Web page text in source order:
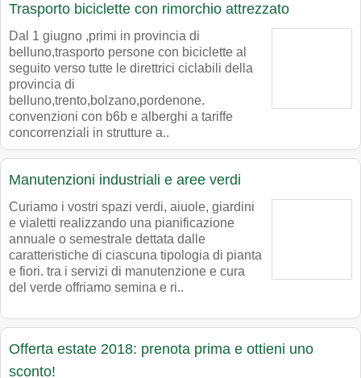
Trasporto biciclette con rimorchio attrezzato
Dal 1 giugno ,primi in provincia di
belluno,trasporto persone con biciclette al
seguito verso tutte le direttrici ciclabili della
provincia di
belluno,trento,bolzano,pordenone.
convenzioni con b6b e alberghi a tariffe
concorrenziali in strutture a..
Manutenzioni industriali e aree verdi
Curiamo i vostri spazi verdi, aiuole, giardini
e vialetti realizzando una pianificazione
annuale o semestrale dettata dalle
caratteristiche di ciascuna tipologia di pianta
e fiori. tra i servizi di manutenzione e cura
del verde offriamo semina e ri..
Offerta estate 2018: prenota prima e ottieni uno
sconto!